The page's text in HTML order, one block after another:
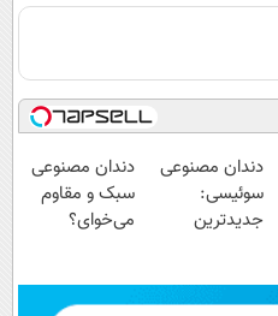
دندان مصنوعی
سوئیسی:
جدیدترین
پرداخت قسطی
دندان مصنوعی
سبک و مقاوم
می‌خوای؟
📍تهران